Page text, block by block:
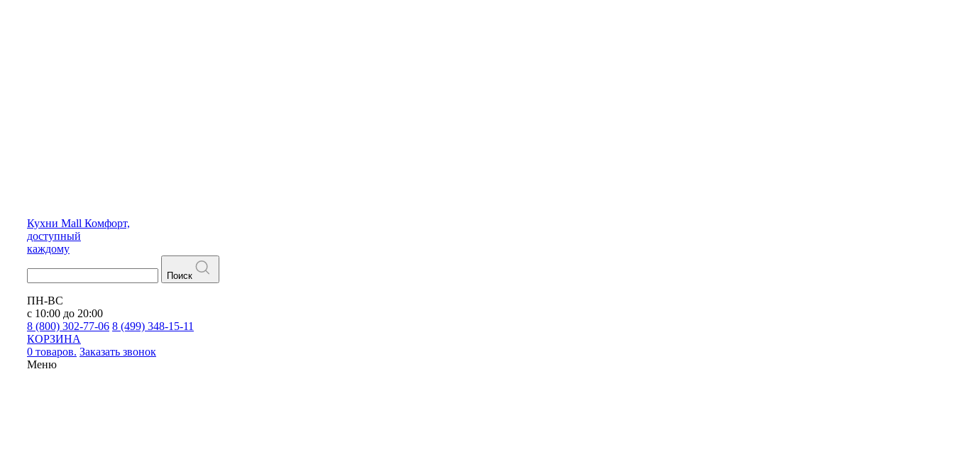
Кухни Mall Комфорт,
доступный
каждому
Поиск
ПН-ВС
с 10:00 до 20:00
8 (800) 302-77-06 8 (499) 348-15-11
КОРЗИНА
0 товаров. Заказать звонок
Меню